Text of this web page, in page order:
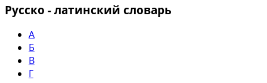
Русско - латинский словарь
А
Б
В
Г